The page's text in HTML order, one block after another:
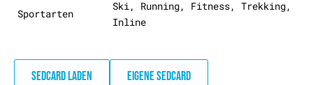
Sportarten
Ski, Running, Fitness, Trekking,
Inline
SEDCARD LADEN EIGENE SEDCARD